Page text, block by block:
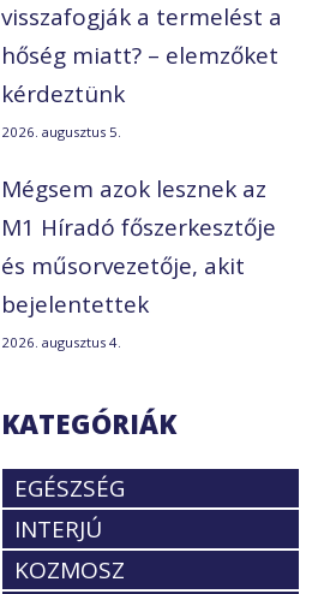
visszafogják a termelést a
hőség miatt? – elemzőket
kérdeztünk
2026. augusztus 5.
Mégsem azok lesznek az
M1 Híradó főszerkesztője
és műsorvezetője, akit
bejelentettek
2026. augusztus 4.
KATEGÓRIÁK
EGÉSZSÉG
INTERJÚ
KOZMOSZ